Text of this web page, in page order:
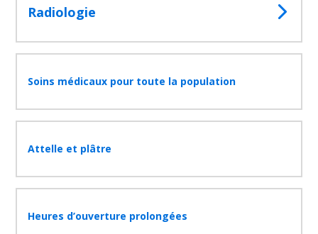
la
fenêtre
Rechercher
la
Radiologie
Soins médicaux pour toute la population
Attelle et plâtre
Heures d’ouverture prolongées